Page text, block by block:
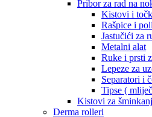
Pribor za rad na
Kistovi i
Rašpice i
Jastučići za
Metalni alat
Ruke i prsti
Lepeze za
Separatori i
Tipse (
Kistovi za
Derma rolleri